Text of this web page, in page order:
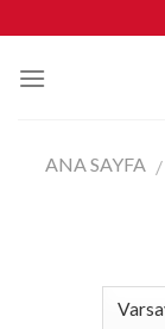
to
content
ANA SAYFA /